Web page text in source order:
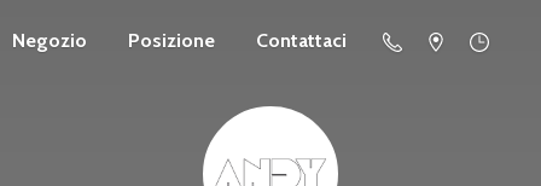
Negozio Posizione Contattaci